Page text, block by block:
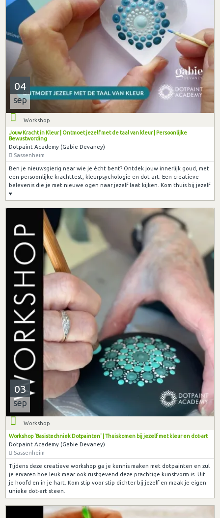
04
sep
Workshop
Jouw Kracht in Kleur | Ontmoet jezelf met de taal van kleur | Persoonlijke
Bewustwording
Dotpaint Academy (Gabie Devaney)
Sassenheim
Ben je nieuwsgierig naar wie je écht bent? Ontdek jouw innerlijk goud, met
een persoonlijke krachttest, kleurpsychologie en dot art. Een creatieve
belevenis die je met nieuwe ogen naar jezelf laat kijken. Kom thuis bij jezelf
♥︎
03
sep
Workshop
Workshop 'Basistechniek Dotpainten' | Thuiskomen bij jezelf met kleur en dot-art
Dotpaint Academy (Gabie Devaney)
Sassenheim
Tijdens deze creatieve workshop ga je kennis maken met dotpainten en zul
je ervaren hoe leuk maar ook rustgevend deze prachtige kunstvorm is. Uit
je hoofd en in je hart. Kom stip voor stip dichter bij jezelf en maak je eigen
unieke dot-art steen.